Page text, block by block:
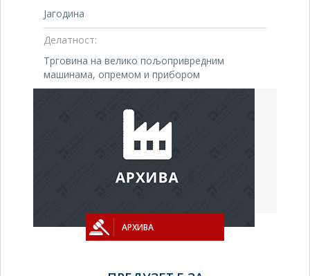
Јагодина
Делатност:
Трговина на велико пољопривредним
машинама, опремом и прибором
АРХИВА